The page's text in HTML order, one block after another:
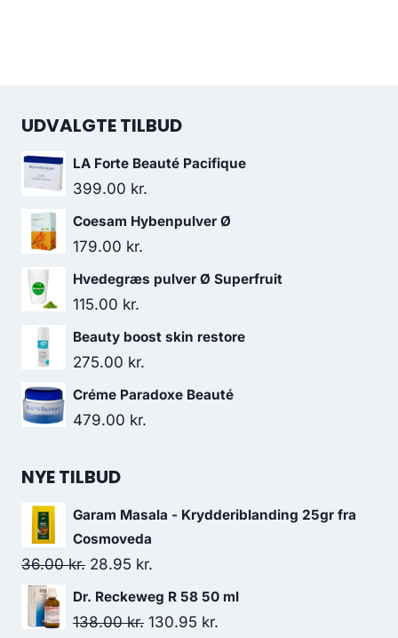
UDVALGTE TILBUD
LA Forte Beauté Pacifique
399.00 kr.
Coesam Hybenpulver Ø
179.00 kr.
Hvedegræs pulver Ø Superfruit
115.00 kr.
Beauty boost skin restore
275.00 kr.
Créme Paradoxe Beauté
479.00 kr.
NYE TILBUD
Garam Masala - Krydderiblanding 25gr fra
Cosmoveda
36.00kr. Den
oprindelige
pris
28.95 kr.
aktuelle
pris
Dr. Reckeweg R 58 50 ml
138.00kr. Den
130.95 kr.